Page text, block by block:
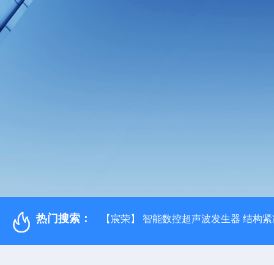
热门搜索： 【宸荣】 智能数控超声波发生器 结构